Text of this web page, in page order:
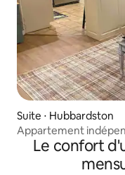
Suite ⋅ Hubbardston
Appartement
mont Wachusetts
Le confort